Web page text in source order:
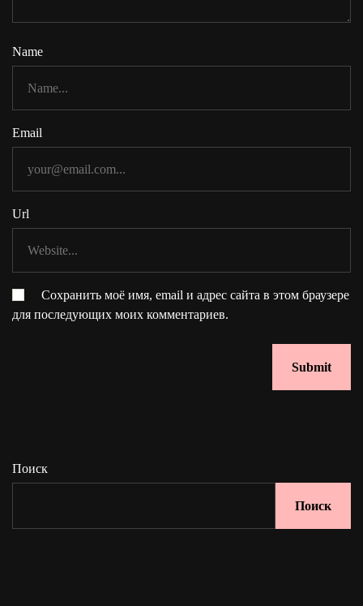
Name
Email
Url
Сохранить моё имя, email и адрес сайта в этом браузере
для последующих моих комментариев.
Поиск
Поиск